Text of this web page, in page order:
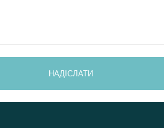
НАДІСЛАТИ